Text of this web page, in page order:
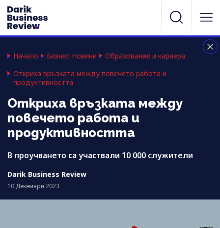
Начало Бизнес Новини
Образование и кариера
Откриха връзката между повечето работа и
продуктивността
Откриха връзката между
повечето работа и
продуктивността
В проучването са участвали 10 000 служители
Darik Business Review
10 Декември 2023